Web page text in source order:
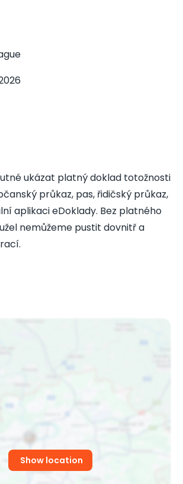
ukázat platný doklad totožnosti
průkaz, pas, řidičský průkaz,
aplikaci eDoklady. Bez platného
nemůžeme pustit dovnitř a
Show location